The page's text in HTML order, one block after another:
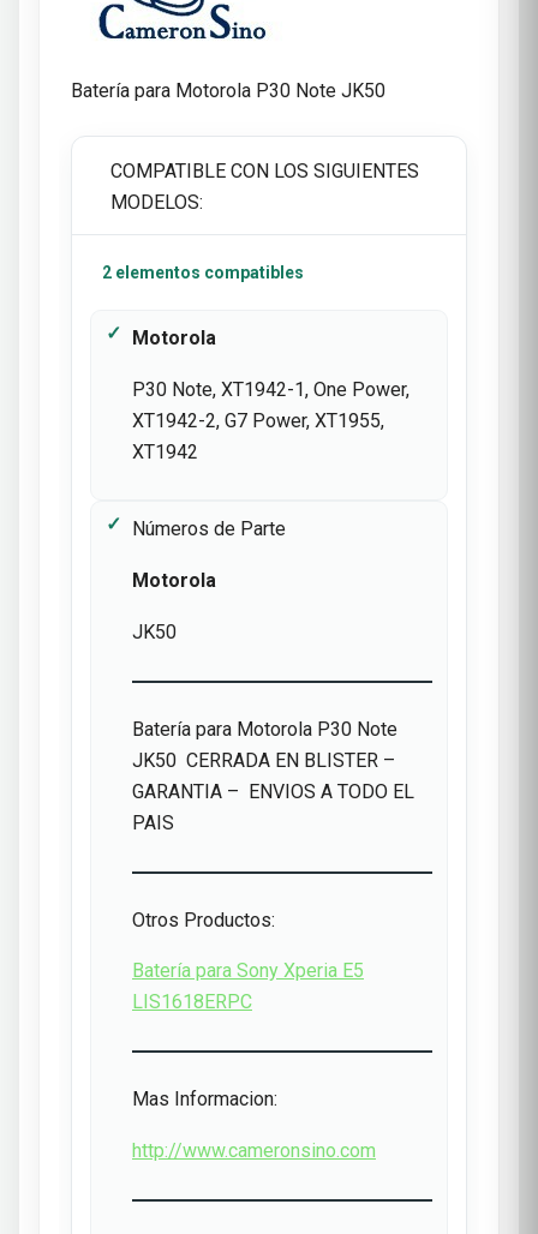
Batería para Motorola P30 Note JK50
COMPATIBLE CON LOS SIGUIENTES
MODELOS:
2 elementos compatibles
Motorola
P30 Note, XT1942-1, One Power,
XT1942-2, G7 Power, XT1955,
XT1942
Números de Parte
Motorola
JK50
Batería para Motorola P30 Note
JK50 CERRADA EN BLISTER –
GARANTIA – ENVIOS A TODO EL
PAIS
Otros Productos:
Batería para Sony Xperia E5
LIS1618ERPC
Mas Informacion:
http://www.cameronsino.com